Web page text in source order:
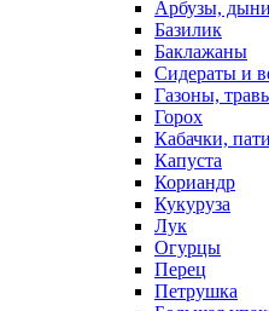
Арбузы, дыни
Базилик
Баклажаны
Сидераты и
Газоны,
Горох
Кабачки,
Капуста
Кориандр
Кукуруза
Лук
Огурцы
Перец
Петрушка